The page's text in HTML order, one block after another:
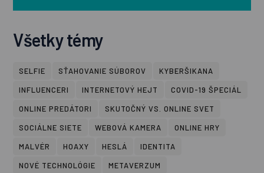
Všetky témy
SELFIE SŤAHOVANIE SÚBOROV
KYBERŠIKANA
INFLUENCERI
INTERNETOVÝ HEJT
COVID-19 ŠPECIÁL
ONLINE PREDÁTORI
SKUTOČNÝ VS. ONLINE SVET
SOCIÁLNE SIETE
WEBOVÁ KAMERA
ONLINE HRY
MALVÉR
HOAXY HESLÁ
IDENTITA
NOVÉ TECHNOLÓGIE
METAVERZUM